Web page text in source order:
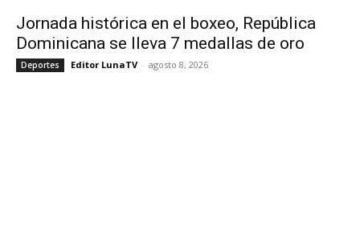
Jornada histórica en el boxeo, República
Dominicana se lleva 7 medallas de oro
Deportes Editor LunaTV - agosto 8, 2026